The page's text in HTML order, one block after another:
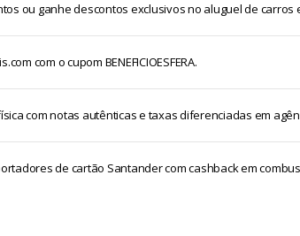
ou ganhe descontos exclusivos no aluguel de carros
com o cupom BENEFICIOESFERA.
com notas autênticas e taxas diferenciadas em
de cartão Santander com cashback em